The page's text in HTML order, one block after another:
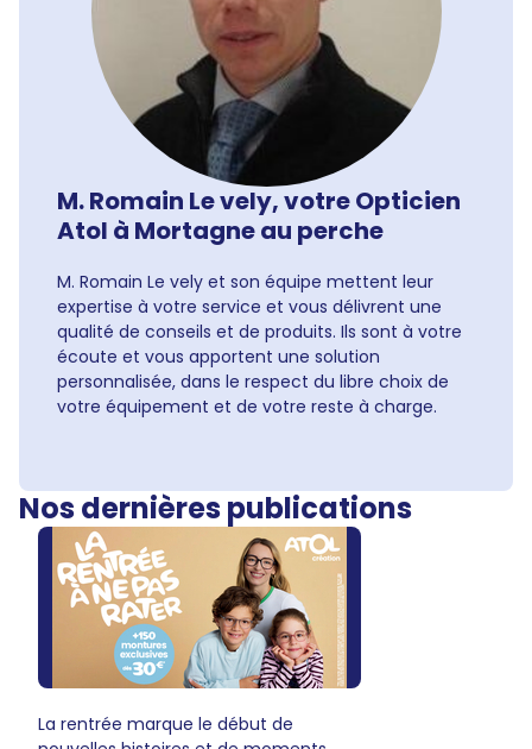
M. Romain Le vely, votre Opticien
Atol à Mortagne au perche
M. Romain Le vely et son équipe mettent leur
expertise à votre service et vous délivrent une
qualité de conseils et de produits. Ils sont à votre
écoute et vous apportent une solution
personnalisée, dans le respect du libre choix de
votre équipement et de votre reste à charge.
Nos dernières publications
La rentrée marque le début de